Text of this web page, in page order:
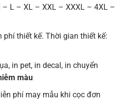
L – XL – XXL – XXXL – 4XL –
phí thiết kế. Thời gian thiết kế:
in pet, in decal, in chuyển
màu
phí may mẫu khi cọc đơn